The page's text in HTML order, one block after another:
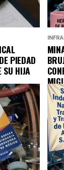
PIEDAD
SU HIJA